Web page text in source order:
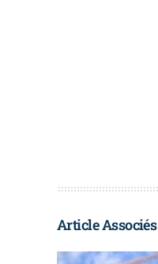
Article Associés